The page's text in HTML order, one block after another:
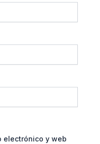
electrónico y web